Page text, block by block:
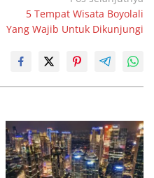
5 Tempat Wisata Boyolali
Yang Wajib Untuk Dikunjungi